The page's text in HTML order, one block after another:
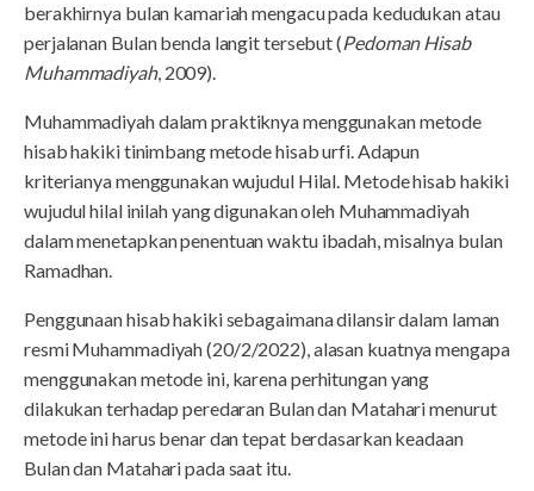
berakhirnya bulan kamariah mengacu pada kedudukan atau
perjalanan Bulan benda langit tersebut (Pedoman Hisab
Muhammadiyah, 2009).
Muhammadiyah dalam praktiknya menggunakan metode
hisab hakiki tinimbang metode hisab urfi. Adapun
kriterianya menggunakan wujudul Hilal. Metode hisab hakiki
wujudul hilal inilah yang digunakan oleh Muhammadiyah
dalam menetapkan penentuan waktu ibadah, misalnya bulan
Ramadhan.
Penggunaan hisab hakiki sebagaimana dilansir dalam laman
resmi Muhammadiyah (20/2/2022), alasan kuatnya mengapa
menggunakan metode ini, karena perhitungan yang
dilakukan terhadap peredaran Bulan dan Matahari menurut
metode ini harus benar dan tepat berdasarkan keadaan
Bulan dan Matahari pada saat itu.